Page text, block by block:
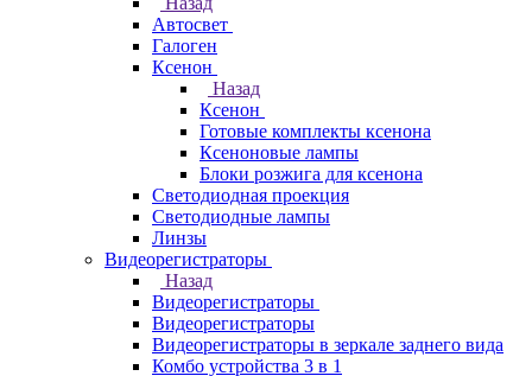
Автосвет
Галоген
Ксенон
Назад
Ксенон
Готовые комплекты ксенона
Ксеноновые лампы
Блоки розжига для ксенона
Светодиодная проекция
Светодиодные лампы
Линзы
Видеорегистраторы
Назад
Видеорегистраторы
Видеорегистраторы
Видеорегистраторы в зеркале заднего вида
Комбо устройства 3 в 1